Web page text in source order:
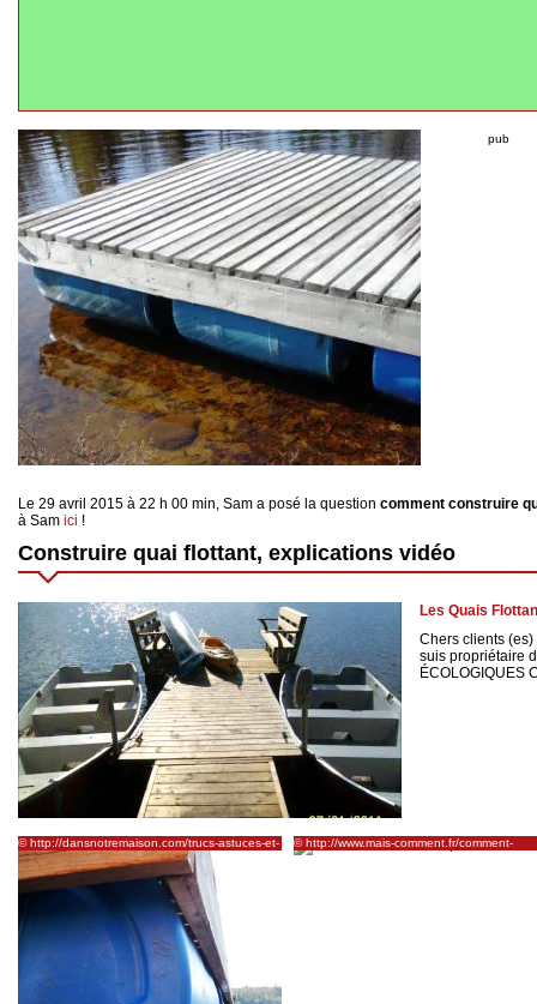
pub
Le 29 avril 2015 à 22 h 00 min, Sam a posé la question comment construire
à Sam ici !
Construire quai flottant, explications vidéo
Les Quais
Chers clients
suis propriétaire
ÉCOLOGIQUES
© http://dansnotremaison.com/trucs-astuces-et-
bricolage/trucs-pour-lexterieur/construire-un-
quai-flottant-avec-barils-comme-plateforme/
© http://www.mais-comment.fr/comment-
fabriquer-quai-flottant.html